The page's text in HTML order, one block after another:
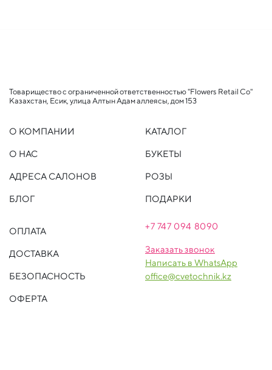
Товарищество с ограниченной ответственностью "Flowers Retail Co"
Казахстан, Есик, улица Алтын Адам аллеясы, дом 153
О КОМПАНИИ
О НАС
АДРЕСА САЛОНОВ
БЛОГ
КАТАЛОГ
БУКЕТЫ
РОЗЫ
ПОДАРКИ
ОПЛАТА
ДОСТАВКА
БЕЗОПАСНОСТЬ
ОФЕРТА
+7 747 094 8090
Заказать звонок
Написать в WhatsApp
office@cvetochnik.kz